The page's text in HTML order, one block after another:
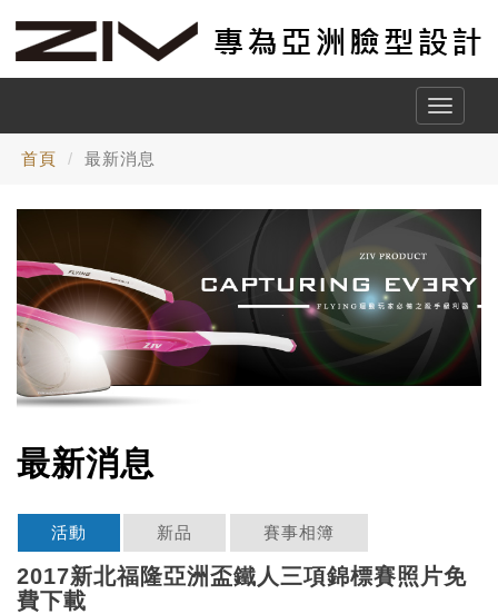
Toggle
首頁 最新消息
最新消息
活動 新品 賽事相簿
2017新北福隆亞洲盃鐵人三項錦標賽照片免
費下載